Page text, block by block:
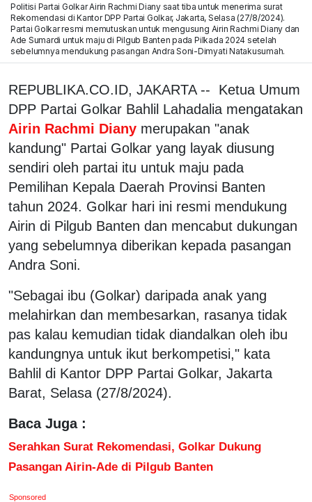
Politisi Partai Golkar Airin Rachmi Diany saat tiba untuk menerima surat
Rekomendasi di Kantor DPP Partai Golkar, Jakarta, Selasa (27/8/2024).
Partai Golkar resmi memutuskan untuk mengusung Airin Rachmi Diany dan
Ade Sumardi untuk maju di Pilgub Banten pada Pilkada 2024 setelah
sebelumnya mendukung pasangan Andra Soni-Dimyati Natakusumah.
REPUBLIKA.CO.ID, JAKARTA -- Ketua Umum
DPP Partai Golkar Bahlil Lahadalia mengatakan
Airin Rachmi Diany merupakan "anak
kandung" Partai Golkar yang layak diusung
sendiri oleh partai itu untuk maju pada
Pemilihan Kepala Daerah Provinsi Banten
tahun 2024. Golkar hari ini resmi mendukung
Airin di Pilgub Banten dan mencabut dukungan
yang sebelumnya diberikan kepada pasangan
Andra Soni.
"Sebagai ibu (Golkar) daripada anak yang
melahirkan dan membesarkan, rasanya tidak
pas kalau kemudian tidak diandalkan oleh ibu
kandungnya untuk ikut berkompetisi," kata
Bahlil di Kantor DPP Partai Golkar, Jakarta
Barat, Selasa (27/8/2024).
Baca Juga :
Serahkan Surat Rekomendasi, Golkar Dukung
Pasangan Airin-Ade di Pilgub Banten
Sponsored